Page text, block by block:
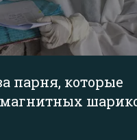
парня, которые
магнитных